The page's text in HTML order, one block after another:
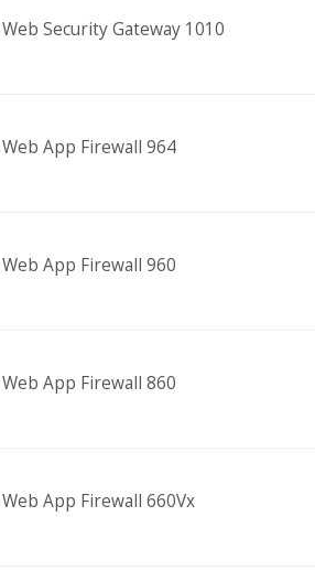
Security Gateway 1010
App Firewall 964
App Firewall 960
App Firewall 860
App Firewall 660Vx